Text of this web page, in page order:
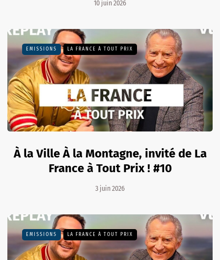
10 juin 2026
EMISSIONS LA FRANCE À TOUT PRIX
À la Ville À la Montagne, invité de La
France à Tout Prix ! #10
3 juin 2026
EMISSIONS LA FRANCE À TOUT PRIX